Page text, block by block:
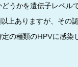
うかを遺伝子レベル
上ありますが、その
の種類のHPVに感染